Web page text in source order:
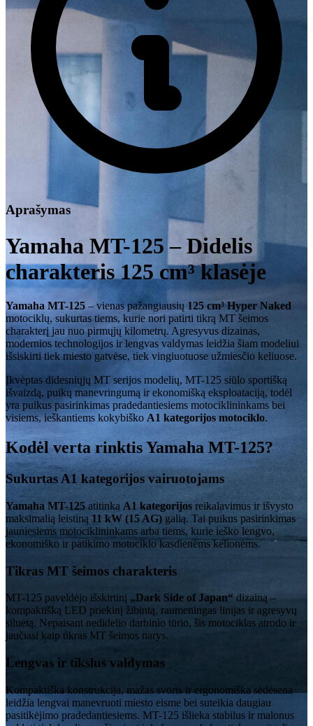
Aprašymas
Yamaha MT-125 – Didelis
charakteris 125 cm³ klasėje
Yamaha MT-125 – vienas pažangiausių 125 cm³ Hyper Naked
motociklų, sukurtas tiems, kurie nori patirti tikrą MT šeimos
charakterį jau nuo pirmųjų kilometrų. Agresyvus dizainas,
modernios technologijos ir lengvas valdymas leidžia šiam modeliui
išsiskirti tiek miesto gatvėse, tiek vingiuotuose užmiesčio keliuose.
Įkvėptas didesniųjų MT serijos modelių, MT-125 siūlo sportišką
išvaizdą, puikų manevringumą ir ekonomišką eksploataciją, todėl
yra puikus pasirinkimas pradedantiesiems motociklininkams bei
visiems, ieškantiems kokybiško A1 kategorijos motociklo.
Kodėl verta rinktis Yamaha MT-125?
Sukurtas A1 kategorijos vairuotojams
Yamaha MT-125 atitinka A1 kategorijos reikalavimus ir išvysto
maksimalią leistiną 11 kW (15 AG) galią. Tai puikus pasirinkimas
jauniesiems motociklininkams arba tiems, kurie ieško lengvo,
ekonomiško ir patikimo motociklo kasdienėms kelionėms.
Tikras MT šeimos charakteris
MT-125 paveldėjo išskirtinį „Dark Side of Japan“ dizainą –
kompaktišką LED priekinį žibintą, raumeningas linijas ir agresyvų
siluetą. Nepaisant nedidelio darbinio tūrio, šis motociklas atrodo ir
jaučiasi kaip tikras MT šeimos narys.
Lengvas ir tikslus valdymas
Kompaktiška konstrukcija, mažas svoris ir ergonomiška sėdėsena
leidžia lengvai manevruoti miesto eisme bei suteikia daugiau
pasitikėjimo pradedantiesiems. MT-125 išlieka stabilus ir malonus